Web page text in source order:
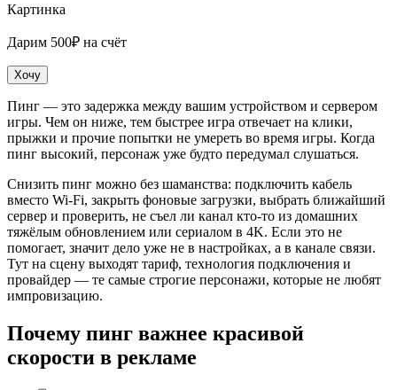
Картинка
Дарим 500₽ на счёт
Хочу
Пинг — это задержка между вашим устройством и сервером
игры. Чем он ниже, тем быстрее игра отвечает на клики,
прыжки и прочие попытки не умереть во время игры. Когда
пинг высокий, персонаж уже будто передумал слушаться.
Снизить пинг можно без шаманства: подключить кабель
вместо Wi‑Fi, закрыть фоновые загрузки, выбрать ближайший
сервер и проверить, не съел ли канал кто-то из домашних
тяжёлым обновлением или сериалом в 4K. Если это не
помогает, значит дело уже не в настройках, а в канале связи.
Тут на сцену выходят тариф, технология подключения и
провайдер — те самые строгие персонажи, которые не любят
импровизацию.
Почему пинг важнее красивой
скорости в рекламе